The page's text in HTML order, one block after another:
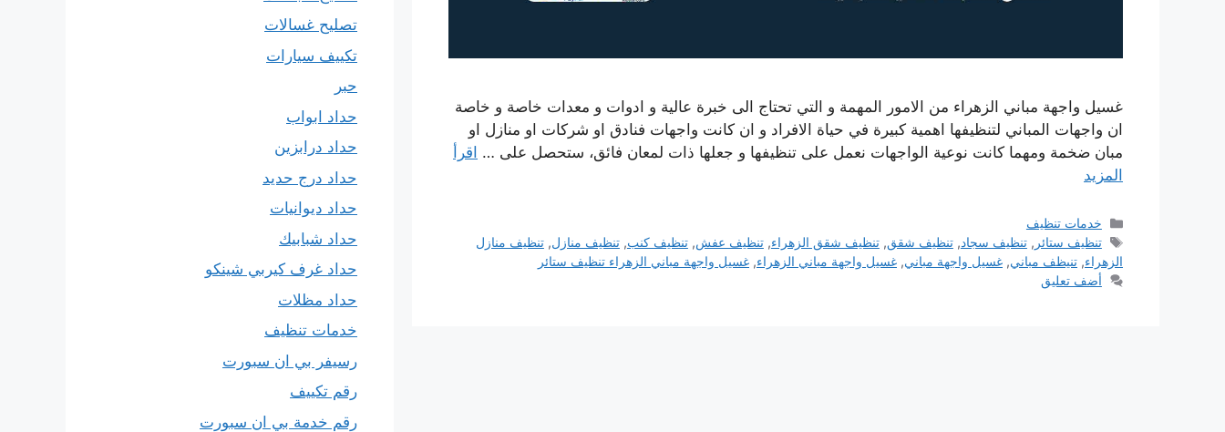
غسيل واجهة مباني الزهراء من الامور المهمة و التي تحتاج الى خبرة عالية و ادوات و معدات خاصة و خاصة
ان واجهات المباني لتنظيفها اهمية كبيرة في حياة الافراد و ان كانت واجهات فنادق او شركات او منازل او
مبان ضخمة ومهما كانت نوعية الواجهات نعمل على تنظيفها و جعلها ذات لمعان فائق، ستحصل على … اقرأ
المزيد
التصنيفات
خدمات تنظيف
الوسوم
تنظيف ستائر ,تنظيف سجاد,تنظيف شقق,تنظيف شقق الزهراء,تنظيف عفش,تنظيف كنب,تنظيف منازل,تنظيف منازل
الزهراء, تنيظف مباني, غسيل واجهة مباني, غسيل واجهة مباني الزهراء, غسيل واجهة مباني الزهراء تنظيف ستائر
أضف تعليق
تصليح غسالات
تكييف سيارات
حبر
حداد ابواب
حداد درابزين
حداد درج حديد
حداد ديوانيات
حداد شبابيك
حداد غرف كيربي شينكو
حداد مظلات
خدمات تنظيف
رسيفر بي ان سبورت
رقم تكييف
رقم خدمة بي ان سبورت